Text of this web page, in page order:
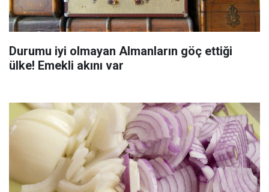
Durumu iyi olmayan Almanların göç ettiği
ülke! Emekli akını var